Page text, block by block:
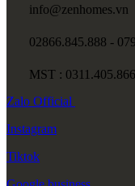
info@zenhomes.vn
02866.845.888 -
MST : 0311.405.866
Zalo Official
Instagram
Tiktok